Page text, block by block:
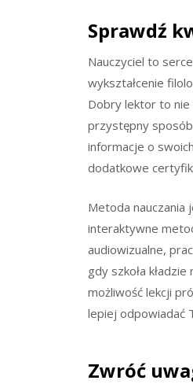
Sprawdź
Nauczyciel to
wykształcenie
Dobry lektor to nie
przystępny
informacje o
dodatkowe
Metoda nauczania
interaktywne
audiowizualne,
gdy szkoła
możliwość lekcji
lepiej odpowiadać
Zwróć